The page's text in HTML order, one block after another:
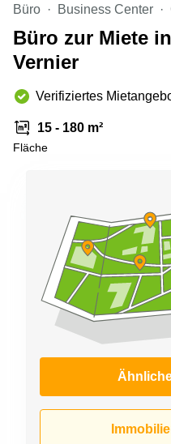
Basel
Büro
Luzern
Business
Center
Zürich
Business
Aeschengraben
Zugerstrasse
32 Baar
Glärnischstrasse
13 Wil
Werftestrasse
4 Luzern
Büro Business Center
Büro zur Miete
Vernier
Verifiziertes
15 - 180 m²
Fläche